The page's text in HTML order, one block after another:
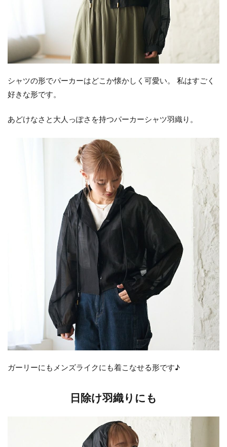
シャツの形でパーカーはどこか懐かしく可愛い。 私はすごく
好きな形です。
あどけなさと大人っぽさを持つパーカーシャツ羽織り。
ガーリーにもメンズライクにも着こなせる形です♪
日除け羽織りにも